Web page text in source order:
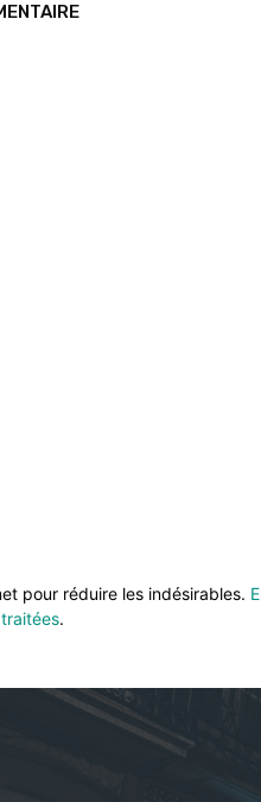
pour réduire les indésirables.
.